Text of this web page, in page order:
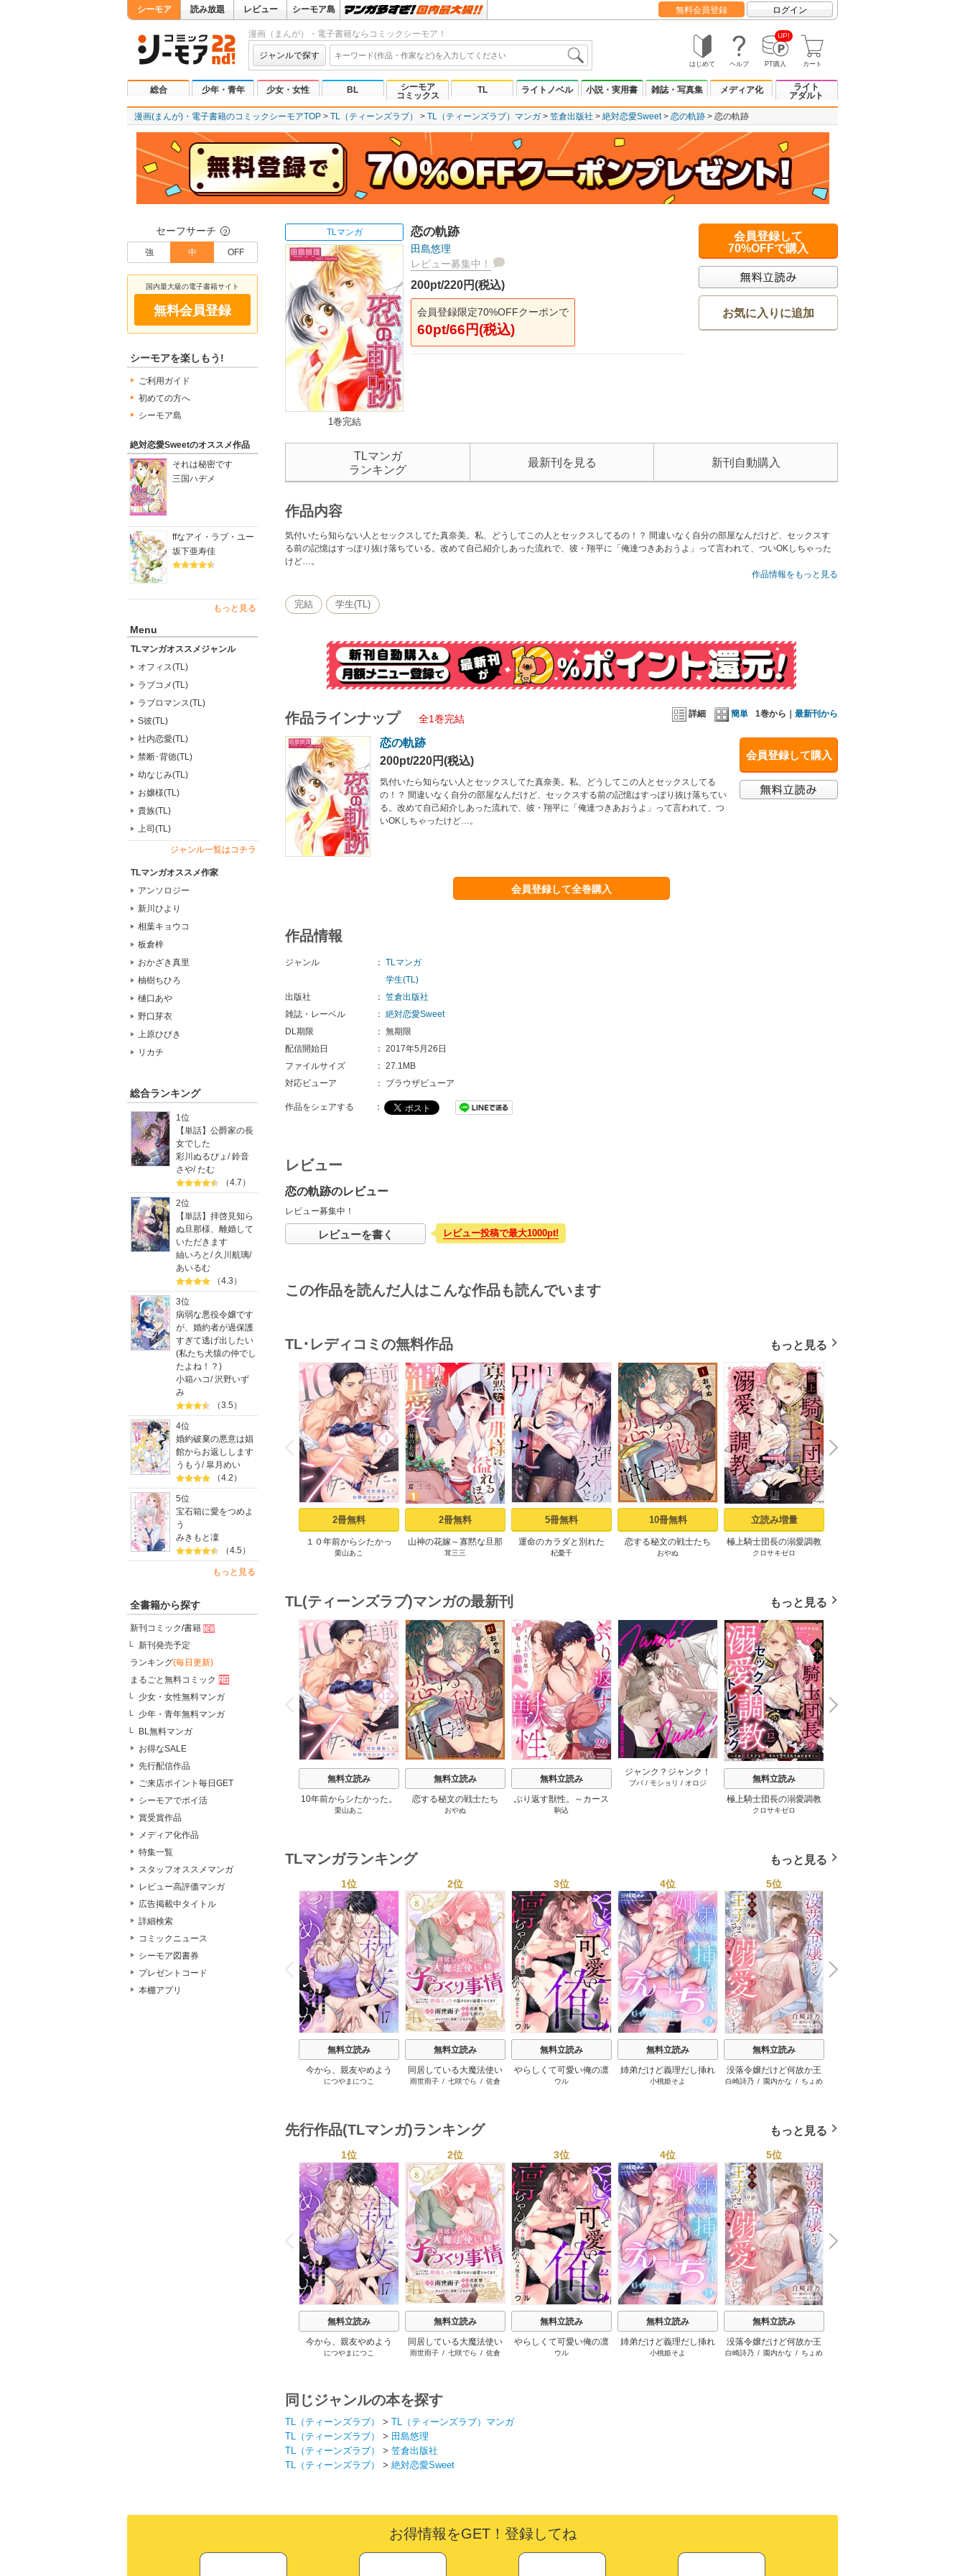
シーモア 読み放題 レビュー シーモア島 無料会員登録 ログイン
漫画（まんが）・電子書籍ならコミックシーモア！
ジャンルで探す
はじめて ヘルプ
UP!
PT購入 カート
総合 少年・青年 少女・女性 BL
シーモア
コミックス
TL ライトノベル 小説・実用書 雑誌・写真集 メディア化
ライト
アダルト
漫画(まんが)・電子書籍のコミックシーモアTOP TL（ティーンズラブ） TL（ティーンズラブ）マンガ 笠倉出版社 絶対恋愛Sweet 恋の軌跡 恋の軌跡
セーフサーチ ？
強 中 OFF
国内最大級の電子書籍サイト
無料会員登録
シーモアを楽しもう!
ご利用ガイド
初めての方へ
シーモア島
絶対恋愛Sweetのオススメ作品
それは秘密です
三国ハヂメ
ffなアイ・ラブ・ユー
坂下亜寿佳
もっと見る
Menu
TLマンガオススメジャンル
オフィス(TL)
ラブコメ(TL)
ラブロマンス(TL)
S彼(TL)
社内恋愛(TL)
禁断･背徳(TL)
幼なじみ(TL)
お嬢様(TL)
貴族(TL)
上司(TL)
ジャンル一覧はコチラ
TLマンガオススメ作家
アンソロジー
新川ひより
相葉キョウコ
板倉梓
おかざき真里
柚樹ちひろ
樋口あや
野口芽衣
上原ひびき
リカチ
総合ランキング
1位
【単話】公爵家の長
女でした
彩川ぬるぴょ /鈴音
さや/たむ
（4.7）
2位
【単話】拝啓見知ら
ぬ旦那様、離婚して
いただきます
紬いろと / 久川航璃/
あいるむ
（4.3）
3位
病弱な悪役令嬢です
が、婚約者が過保護
すぎて逃げ出したい
(私たち犬猿の仲でし
たよね！？)
小箱ハコ/沢野いず
み
（3.5）
4位
婚約破棄の悪意は娼
館からお返しします
うもう /皐月めい
（4.2）
5位
宝石箱に愛をつめよ
う
みきもと凜
（4.5）
もっと見る
全書籍から探す
新刊コミック/書籍
新刊発売予定
ランキング(毎日更新)
まるごと無料コミック
少女・女性無料マンガ
少年・青年無料マンガ
BL無料マンガ
お得なSALE
先行配信作品
ご来店ポイント毎日GET
シーモアでポイ活
賞受賞作品
メディア化作品
特集一覧
スタッフオススメマンガ
レビュー高評価マンガ
広告掲載中タイトル
詳細検索
コミックニュース
シーモア図書券
プレゼントコード
本棚アプリ
TLマンガ
1巻完結
恋の軌跡
田島悠理
レビュー募集中！
200pt/220円(税込)
会員登録限定70%OFFクーポンで
60pt/66円(税込)
会員登録して
70%OFFで購入
お気に入りに追加
TLマンガ
ランキング
最新刊を見る 新刊自動購入
作品内容
気付いたら知らない人とセックスしてた真奈美。私、どうしてこの人とセックスしてるの！？ 間違いなく自分の部屋なんだけど、セックスす
る前の記憶はすっぽり抜け落ちている。改めて自己紹介しあった流れで、彼・翔平に「俺達つきあおうよ」って言われて、ついOKしちゃった
けど…。
作品情報をもっと見る
完結 学生(TL)
詳細 簡単 1巻から｜ 最新刊から
作品ラインナップ 全1巻完結
会員登録して購入
恋の軌跡
200pt/220円(税込)
気付いたら知らない人とセックスしてた真奈美。私、どうしてこの人とセックスしてる
の！？ 間違いなく自分の部屋なんだけど、セックスする前の記憶はすっぽり抜け落ちてい
る。改めて自己紹介しあった流れで、彼・翔平に「俺達つきあおうよ」って言われて、つ
いOKしちゃったけど…。
会員登録して全巻購入
作品情報
ジャンル ： TLマンガ
学生(TL)
出版社
： 笠倉出版社
雑誌・レーベル
： 絶対恋愛Sweet
DL期限
： 無期限
配信開始日
： 2017年5月26日
ファイルサイズ
： 27.1MB
対応ビューア
： ブラウザビューア
作品をシェアする ：
レビュー
恋の軌跡のレビュー
レビュー募集中！
レビューを書く レビュー投稿で最大1000pt!
この作品を読んだ人はこんな作品も読んでいます
TL･レディコミの無料作品 もっと見る
P
r
e
v
i
o
u
s
2冊無料
１０年前からシたかっ
た。～理性爆散した幼馴
栗山あこ
2冊無料
山神の花嫁～寡黙な旦那
様に溢れるほど注がれる
茸三三
5冊無料
運命のカラダと別れた
い。～思い出したくなか
杞憂千
10冊無料
恋する秘文の戦士たち
【forcs edited】 1話
おやぬ
立読み増量
極上騎士団長の溺愛調教
～その巨大すぎる愛、す
き】
クロサキゼロ
N
e
x
t
TL(ティーンズラブ)マンガの最新刊 もっと見る
P
r
e
v
i
o
u
s
無料立読み
10年前からシたかった。
～理性爆散した幼馴染の
栗山あこ
無料立読み
恋する秘文の戦士たち
【forcs edited】 43-44巻
おやぬ
無料立読み
ぶり返す獣性。～カース
ト上位な男の、10年越し
駒込
ジャンク？ジャンク！
【タテヨミ】 34巻
プパ / モショリ / オロジ
無料立読み
極上騎士団長の溺愛調教
～その巨大すぎる愛、す
クロサキゼロ
N
e
x
t
TLマンガランキング もっと見る
P
r
e
v
i
o
u
s
1位
無料立読み
今から、親友やめよう
か。～腐れ縁同僚は甘い
につやまにつこ
2位
無料立読み
同居している大魔法使い
様の子づくり事情 こっそ
愛されてます
雨世雨子 / 七咲でら / 佐倉
3位
無料立読み
やらしくて可愛い俺の凛
ちゃん。～隣人後輩くん
ウル
4位
無料立読み
姉弟だけど義理だし挿れ
なければえっちじゃない
小桃姫そよ
5位
無料立読み
没落令嬢だけど何故か王
子さまに溺愛されていま
白崎詩乃 / 園内かな / ちょめ
N
e
x
t
先行作品(TLマンガ)ランキング もっと見る
P
r
e
v
i
o
u
s
1位
無料立読み
今から、親友やめよう
か。～腐れ縁同僚は甘い
につやまにつこ
2位
無料立読み
同居している大魔法使い
様の子づくり事情 こっそ
愛されてます
雨世雨子 / 七咲でら / 佐倉
3位
無料立読み
やらしくて可愛い俺の凛
ちゃん。～隣人後輩くん
ウル
4位
無料立読み
姉弟だけど義理だし挿れ
なければえっちじゃない
小桃姫そよ
5位
無料立読み
没落令嬢だけど何故か王
子さまに溺愛されていま
白崎詩乃 / 園内かな / ちょめ
N
e
x
t
同じジャンルの本を探す
TL（ティーンズラブ） > TL（ティーンズラブ）マンガ
TL（ティーンズラブ）
> 田島悠理
TL（ティーンズラブ）
> 笠倉出版社
TL（ティーンズラブ）
> 絶対恋愛Sweet
お得情報をGET！登録してね